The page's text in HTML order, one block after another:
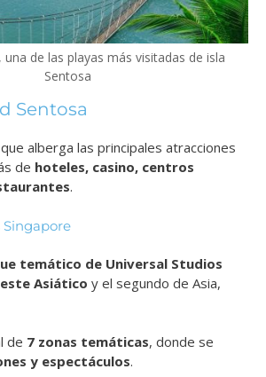
una de las playas más visitadas de isla
Sentosa
Sentosa
alberga las principales atracciones
de hoteles, casino, centros
.
Singapore
temático de Universal Studios
Asiático y el segundo de Asia,
de 7 zonas temáticas, donde se
y espectáculos.